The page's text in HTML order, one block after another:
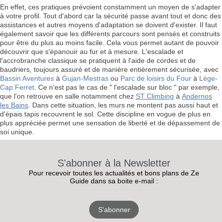
RECEVEZ
En effet, ces pratiques prévoient constamment un moyen de s'adapter
à votre profil. Tout d'abord car la sécurité passe avant tout et donc des
assistances et autres moyens d'adaptation se doivent d'exister. Il faut
également savoir que les différents parcours sont pensés et construits
pour être du plus au moins facile. Cela vous permet autant de pouvoir
découvrir que s'épanouir au fur et à mesure. L'escalade et
l'accrobranche classique se pratiquent à l'aide de cordes et de
baudriers, toujours assuré et de manière entièrement sécurisée, avec
Bassin Aventures à Gujan-Mestras ou Parc de loisirs du Four à Lège-
Cap Ferret . Ce n'est pas le cas de " l'escalade sur bloc " par exemple,
que l'on retrouve en salle notamment chez ST Climbing à Andernos
les Bains Dans cette situation, les murs ne montent pas aussi haut et
d'épais tapis recouvrent le sol. Cette discipline en vogue de plus en
plus appréciée permet une sensation de liberté et de dépassement de
soi unique.
S'abonner à la Newsletter
Pour recevoir toutes les actualités et bons plans de Ze
Guide dans sa boite e-mail :
S'abonner